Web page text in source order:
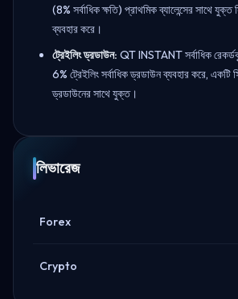
(8% সর্বাধিক ক্ষতি) প্রাথমিক ব্যালেন্সের সাথে
ব্যবহার করে।
ট্রেইলিং ড্রডাউন: QT INSTANT সর্বাধিক
6% ট্রেইলিং সর্বাধিক ড্রডাউন ব্যবহার করে, একটি
ড্রডাউনের সাথে যুক্ত।
লিভারেজ
Forex
Crypto